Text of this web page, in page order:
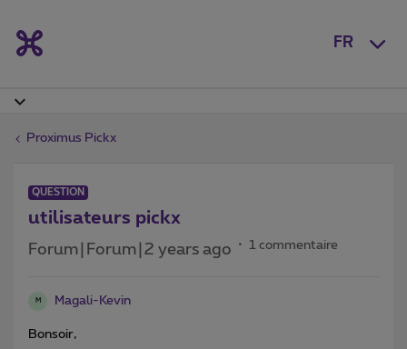
FR
Proximus Pickx
QUESTION
utilisateurs pickx
Forum|Forum|2 years ago 1 commentaire
M Magali-Kevin
Bonsoir,